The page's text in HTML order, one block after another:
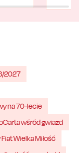
2027
na 70-lecie
wśród gwiazd
Fiat Wielka Miłość